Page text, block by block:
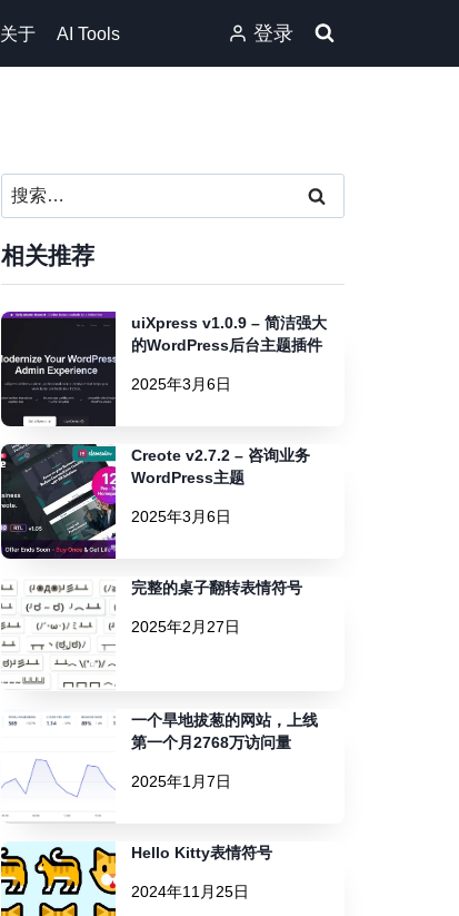
关于 AI Tools 登录
搜
索：
相关推荐
uiXpress v1.0.9 – 简洁强大
的WordPress后台主题插件
2025年3月6日
Creote v2.7.2 – 咨询业务
WordPress主题
2025年3月6日
完整的桌子翻转表情符号
2025年2月27日
一个旱地拔葱的网站，上线
第一个月2768万访问量
2025年1月7日
Hello Kitty表情符号
2024年11月25日